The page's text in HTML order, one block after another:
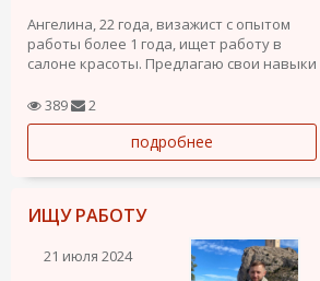
Ангелина, 22 года, визажист с опытом
работы более 1 года, ищет работу в
салоне красоты. Предлагаю свои навыки
- Дневной и вечерний макияж
- Свадебный и праздничный макияж
- Макияж для фотосессий
- Коррекция и оформление бровей
389 2
подробнее
ИЩУ РАБОТУ
21 июля 2024